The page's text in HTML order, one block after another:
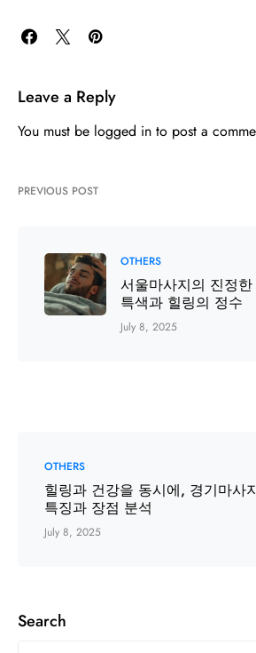
Leave a Reply
You must be logged in to post a
PREVIOUS POST
OTHERS
서울마사지의 진정
특색과 힐링의 정수
July 8, 2025
OTHERS
힐링과 건강을 동시에, 경기마사
특징과 장점 분석
July 8, 2025
Search